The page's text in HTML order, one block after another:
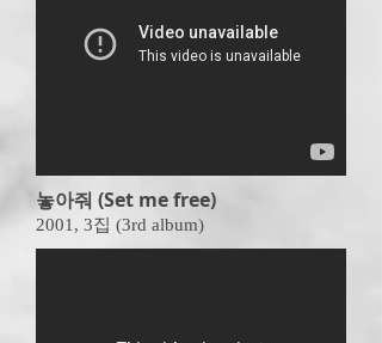
놓아줘 (Set me free)
2001, 3집 (3rd album)